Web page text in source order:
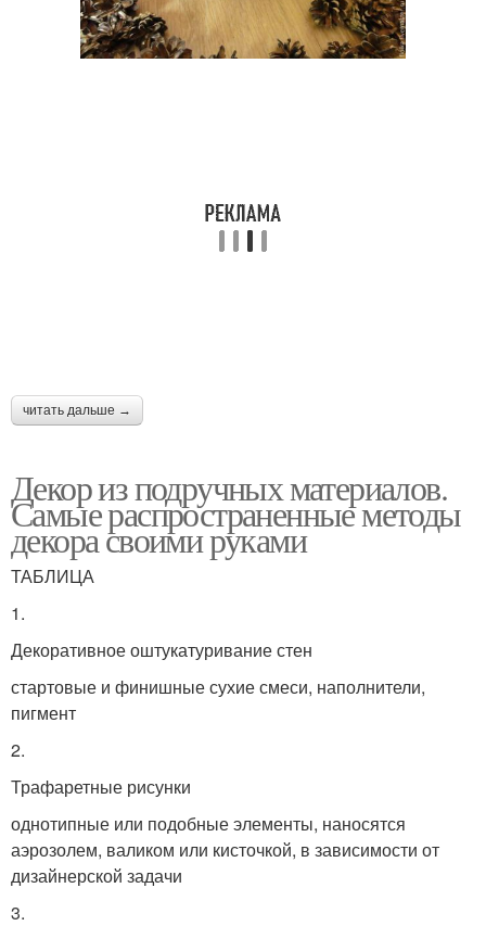
читать дальше →
Декор из подручных материалов.
Самые распространенные методы
декора своими руками
ТАБЛИЦА
1.
Декоративное оштукатуривание стен
стартовые и финишные сухие смеси, наполнители,
пигмент
2.
Трафаретные рисунки
однотипные или подобные элементы, наносятся
аэрозолем, валиком или кисточкой, в зависимости от
дизайнерской задачи
3.